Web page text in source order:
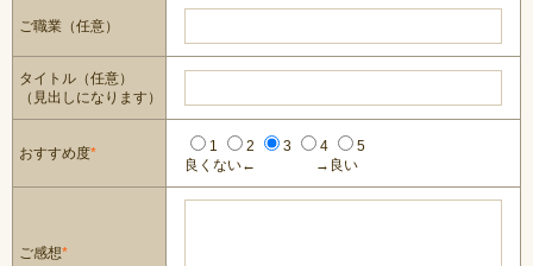
ご職業（任意）
タイトル（任意）
（見出しになります）
おすすめ度* 1 2 3 4
5
良くない←
→良い
ご感想*